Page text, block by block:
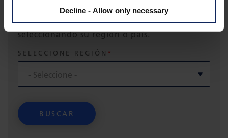
Decline - Allow only necessary
Encuentre su persona de contacto local para
preguntas sobre aplicaciones acústicas
seleccionando su región o país.
SELECCIONE REGIÓN